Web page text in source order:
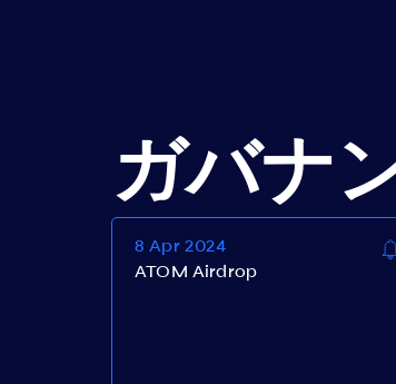
ガバナ
8 Apr 2024
ATOM Airdrop